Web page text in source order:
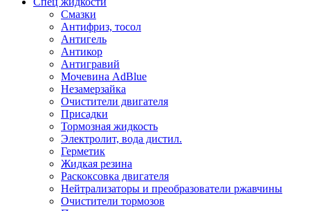
Смазки
Антифриз, тосол
Антигель
Антикор
Антигравий
Мочевина AdBlue
Незамерзайка
Очистители двигателя
Присадки
Тормозная жидкость
Электролит, вода дистил.
Герметик
Жидкая резина
Раскоксовка двигателя
Нейтрализаторы и преобразователи ржавчины
Очистители тормозов